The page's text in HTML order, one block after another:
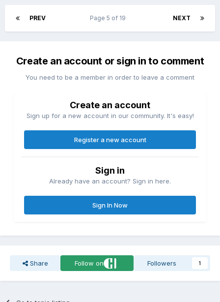
PREV NEXT
Page 5 of 19
Create an account or sign in to comment
You need to be a member in order to leave a comment
Create an account
Sign up for a new account in our community. It's easy!
Register a new account
Sign in
Already have an account? Sign in here.
Sign In Now
Share Follow on Followers 1